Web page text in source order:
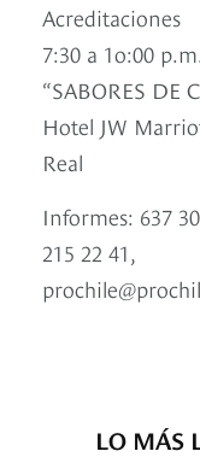
Acreditaciones
7:30 a 1o:00
“SABORES DE
Hotel JW
Real
Informes: 637
215 22 41,
LO MÁS